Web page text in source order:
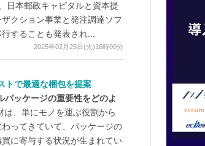
日本郵政キャピタルと資本提
クション事業と発注調達ソフ
することも発表され...
2025年02月25日(火)16時00分
トで最適な梱包を提案
ッケージの重要性をどのよ
は、単にモノを運ぶ役割から
ってきていて、パッケージの
に寄与する状況が生まれてい